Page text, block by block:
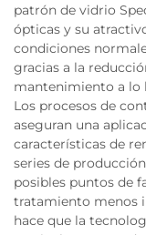
patrón de vidrio
ópticas y su
condiciones
gracias a la
mantenimiento a lo
Los procesos de
aseguran una
características de
series de
posibles puntos de
tratamiento menos
hace que la